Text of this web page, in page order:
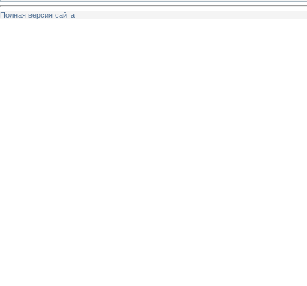
Полная версия сайта